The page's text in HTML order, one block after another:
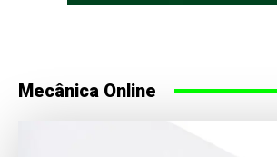
Mecânica Online